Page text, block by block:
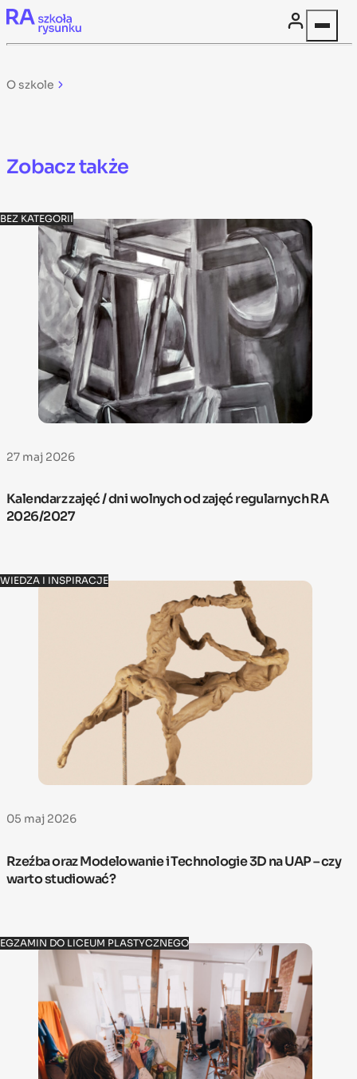
Skip to content
O szkole
Zobacz także
BEZ KATEGORII
27 maj 2026
Kalendarz zajęć / dni wolnych od zajęć regularnych RA
2026/2027
WIEDZA I INSPIRACJE
05 maj 2026
Rzeźba oraz Modelowanie i Technologie 3D na UAP – czy
warto studiować?
EGZAMIN DO LICEUM PLASTYCZNEGO